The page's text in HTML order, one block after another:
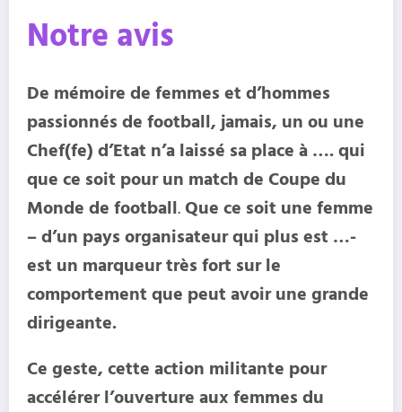
Notre avis
De mémoire de femmes et d’hommes
passionnés de football, jamais, un ou une
Chef(fe) d’Etat n’a laissé sa place à …. qui
que ce soit pour un match de Coupe du
Monde de football.Que ce soit une femme
– d’un pays organisateur qui plus est …-
est un marqueur très fort sur le
comportement que peut avoir une grande
dirigeante.
Ce geste, cette action militante pour
accélérer l’ouverture aux femmes du